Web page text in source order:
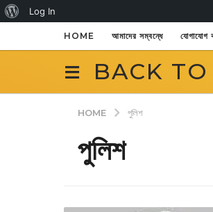
About
WordPress
Log In
HOME আমাদের সম্বন্ধে যোগাযোগ
BACK
HOME পুলিশ
পুলিশ